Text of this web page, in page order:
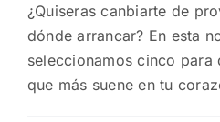
¿Quiseras canbiarte de
dónde arrancar? En esta
seleccionamos cinco para
que más suene en tu